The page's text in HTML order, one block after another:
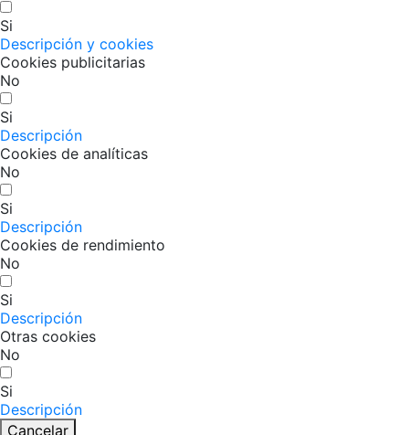
Si
Descripción y cookies
Cookies publicitarias
No
Si
Descripción
Cookies de analíticas
No
Si
Descripción
Cookies de rendimiento
No
Si
Descripción
Otras cookies
No
Si
Descripción
Cancelar